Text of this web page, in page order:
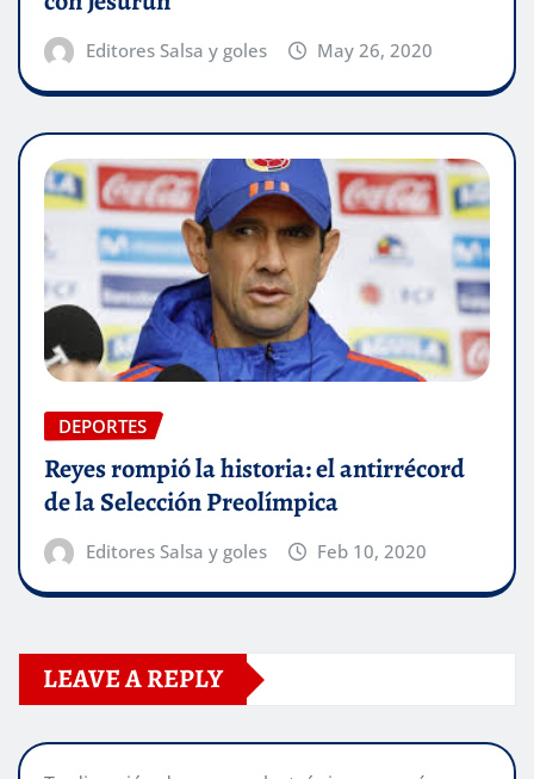
Editores Salsa y goles May 26, 2020
DEPORTES
Reyes rompió la historia: el antirrécord
de la Selección Preolímpica
Editores Salsa y goles Feb 10, 2020
LEAVE A REPLY